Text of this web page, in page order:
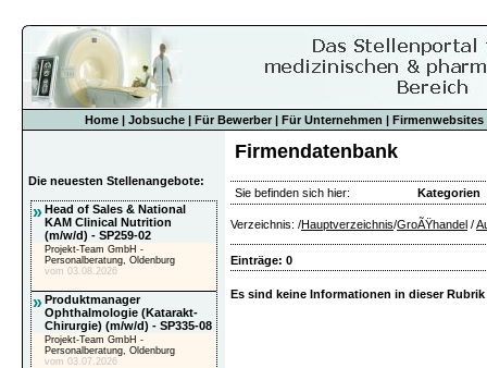
Home| Jobsuche| Für Bewerber| Für Unternehmen | Firmenwebsites
Die neuesten Stellenangebote:
»Head of Sales & National
KAM Clinical Nutrition
(m/w/d) - SP259-02
Projekt-Team GmbH -
Personalberatung, Oldenburg
vom 03.08.2026
»Produktmanager
Ophthalmologie (Katarakt-
Chirurgie) (m/w/d) - SP335-08
Projekt-Team GmbH -
Personalberatung, Oldenburg
vom 03.07.2026
Firmendatenbank
Sie befinden sich hier: Kategorien
Verzeichnis: /Hauptverzeichnis/GroÃŸhandel /
Einträge: 0
Es sind keine Informationen in dieser